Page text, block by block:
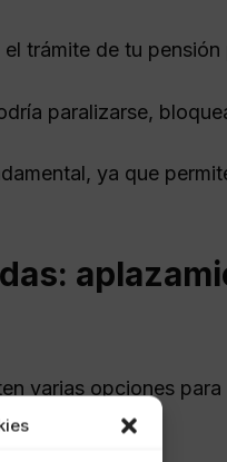
el trámite de tu
paralizarse,
ya que
varias opciones